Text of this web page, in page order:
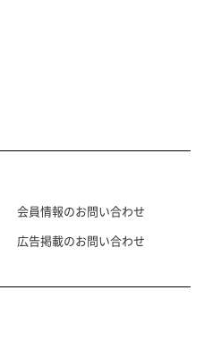
会員情報のお問い合わせ
広告掲載のお問い合わせ